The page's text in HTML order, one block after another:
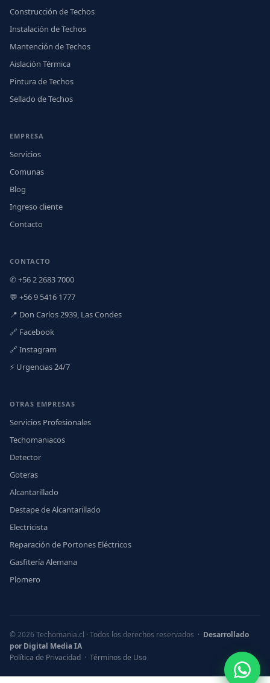
Construcción de Techos
Instalación de Techos
Mantención de Techos
Aislación Térmica
Pintura de Techos
Sellado de Techos
EMPRESA
Servicios
Comunas
Blog
Ingreso cliente
Contacto
CONTACTO
✆ +56 2 2683 7000
💬 +56 9 5416 1777
📍 Don Carlos 2939, Las Condes
🔗 Facebook
🔗 Instagram
⚡ Urgencias 24/7
OTRAS EMPRESAS
Servicios Profesionales
Techomaniacos
Detector
Goteras
Alcantarillado
Destape de Alcantarillado
Electricista
Reparación de Portones Eléctricos
Gasfitería Alemana
Plomero
© 2026 Techomania.cl · Todos los derechos reservados · Desarrollado
por Digital Media IA
Política de Privacidad · Términos de Uso